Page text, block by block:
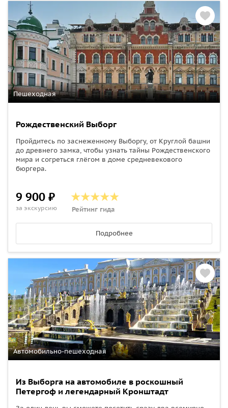
Пешеходная
Рождественский Выборг
Пройдитесь по заснеженному Выборгу, от Круглой башни
до древнего замка, чтобы узнать тайны Рождественского
мира и согреться глёгом в доме средневекового
бюргера.
9 900 ₽
за экскурсию Рейтинг гида
Подробнее
Автомобильно-пешеходная
Из Выборга на автомобиле в роскошный
Петергоф и легендарный Кронштадт